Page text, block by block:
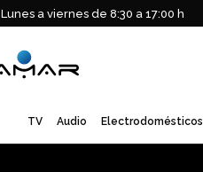
TV Audio Electrodomésticos
Lunes a viernes de 8:30 a 17:00 h